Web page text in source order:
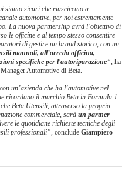
siamo sicuri che riusciremo a
automotive, per noi estremamente
La nuova partnership avrà l’obiettivo di
le officine e al tempo stesso consentire
di gestire un brand storico, con un
manuali, all’arredo officina,
specifiche per l'autoriparazione”, ha
Automotive di Beta.
un’azienda che ha l’automotive nel
ricordano il marchio Beta in Formula 1.
Beta Utensili, attraverso la propria
commerciale, sarà un partner
le quotidiane richieste tecniche degli
professionali”, conclude Giampiero